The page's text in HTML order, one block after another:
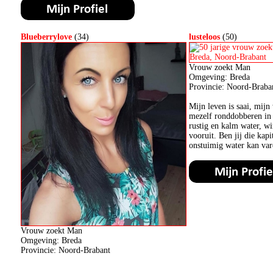
Blueberrylove (34)
Vrouw zoekt Man
Omgeving: Breda
Provincie: Noord-Brabant
lusteloos (50)
Vrouw zoekt Man
Omgeving: Breda
Provincie: Noord-
Mijn leven is saai, mijn
mezelf ronddobberen
rustig en kalm water,
vooruit. Ben jij die
onstuimig water kan